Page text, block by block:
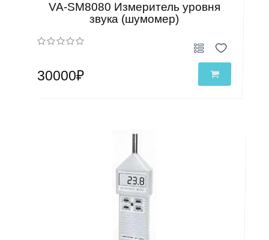
VA-SM8080 Измеритель уровня
звука (шумомер)
30000₽